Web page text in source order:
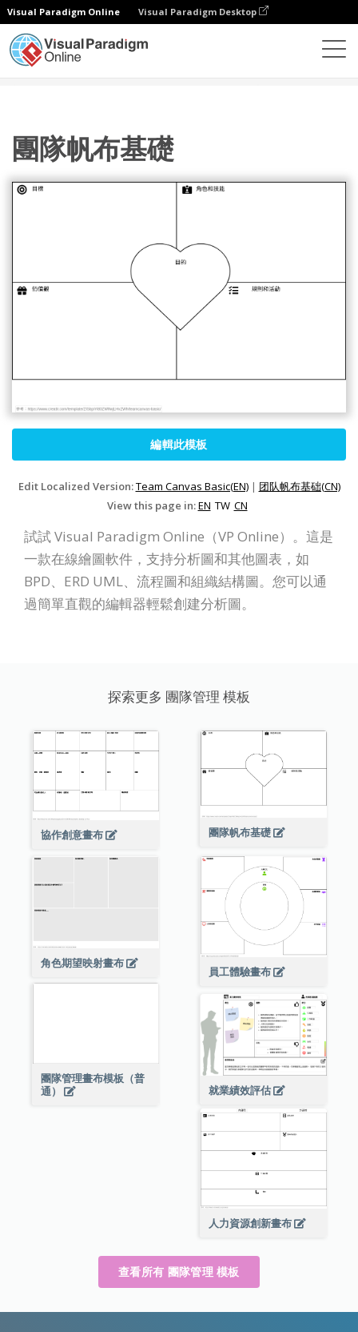
Visual Paradigm Online Visual Paradigm Desktop
團隊帆布基礎
編輯此模板
Edit Localized Version:Team Canvas Basic(EN)| 团队帆布基础(CN)
View this page in:EN TW CN
試試 Visual Paradigm Online（VP Online）。這是
一款在線繪圖軟件，支持分析圖和其他圖表，如
BPD、ERD UML、流程圖和組織結構圖。您可以通
過簡單直觀的編輯器輕鬆創建分析圖。
探索更多 團隊管理 模板
協作創意畫布 團隊帆布基礎
角色期望映射畫布
員工體驗畫布
團隊管理畫布模板（普
通）
就業績效評估
人力資源創新畫布
查看所有 團隊管理 模板